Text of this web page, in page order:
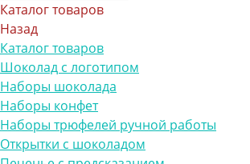
Каталог товаров
Назад
Каталог товаров
Шоколад с логотипом
Наборы шоколада
Наборы конфет
Наборы трюфелей ручной работы
Открытки с шоколадом